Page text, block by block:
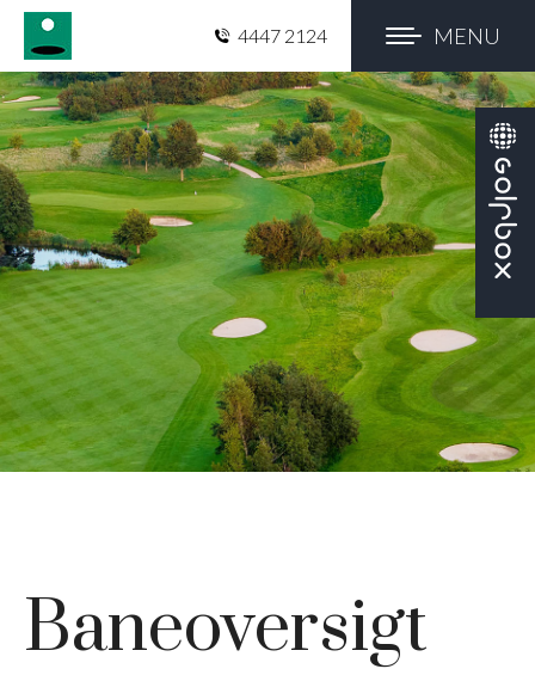
MENU
4447 2124
Baneoversigt